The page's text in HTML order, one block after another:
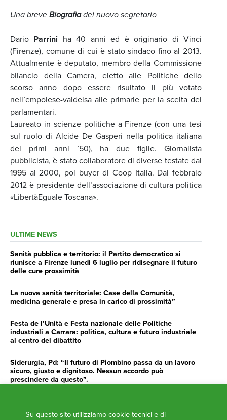
Una breveBiografiadel nuovo segretario
Dario Parrini ha 40 anni ed è originario di Vinci
(Firenze), comune di cui è stato sindaco fino al 2013.
Attualmente è deputato, membro della Commissione
bilancio della Camera, eletto alle Politiche dello
scorso anno dopo essere risultato il più votato
nell’empolese-valdelsa alle primarie per la scelta dei
parlamentari.
Laureato in scienze politiche a Firenze (con una tesi
sul ruolo di Alcide De Gasperi nella politica italiana
dei primi anni ’50), ha due figlie. Giornalista
pubblicista, è stato collaboratore di diverse testate dal
1995 al 2000, poi buyer di Coop Italia. Dal febbraio
2012 è presidente dell’associazione di cultura politica
«LibertàEguale Toscana».
ULTIME NEWS
Sanità pubblica e territorio: il Partito democratico si
riunisce a Firenze lunedì 6 luglio per ridisegnare il futuro
delle cure prossimità
La nuova sanità territoriale: Case della Comunità,
medicina generale e presa in carico di prossimità”
Festa de l’Unità e Festa nazionale delle Politiche
industriali a Carrara: politica, cultura e futuro industriale
al centro del dibattito
Siderurgia, Pd: “Il futuro di Piombino passa da un lavoro
sicuro, giusto e dignitoso. Nessun accordo può
prescindere da questo”.
impegno e determinazione delle istituzioni”
Su questo sito utilizziamo cookie tecnici e di